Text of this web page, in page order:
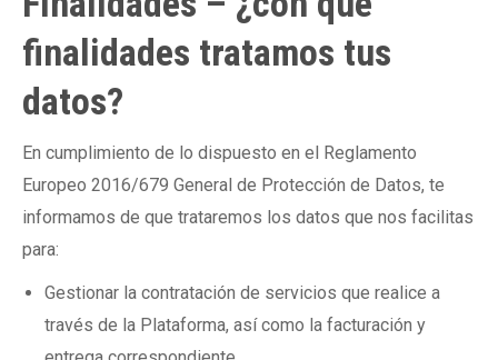
finalidades tratamos tus
datos?
En cumplimiento de lo dispuesto en el Reglamento
Europeo 2016/679 General de Protección de Datos, te
informamos de que trataremos los datos que nos facilitas
para:
Gestionar la contratación de servicios que realice a
través de la Plataforma, así como la facturación y